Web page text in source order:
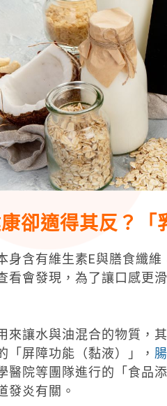
卻適得其反？「
身含有維生素E與膳食纖
看會發現，為了讓口感更
來讓水與油混合的物質，
「屏障功能（黏液）」，
醫院等團隊進行的「食品
發炎有關。